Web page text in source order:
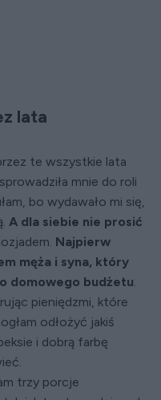
lata
te wszystkie lata
mnie do roli
bo wydawało mi się,
A dla siebie nie prosić
Najpierw
męża i syna, który
domowego budżetu
pieniędzmi, które
odłożyć jakiś
i dobrą farbę
trzy porcje